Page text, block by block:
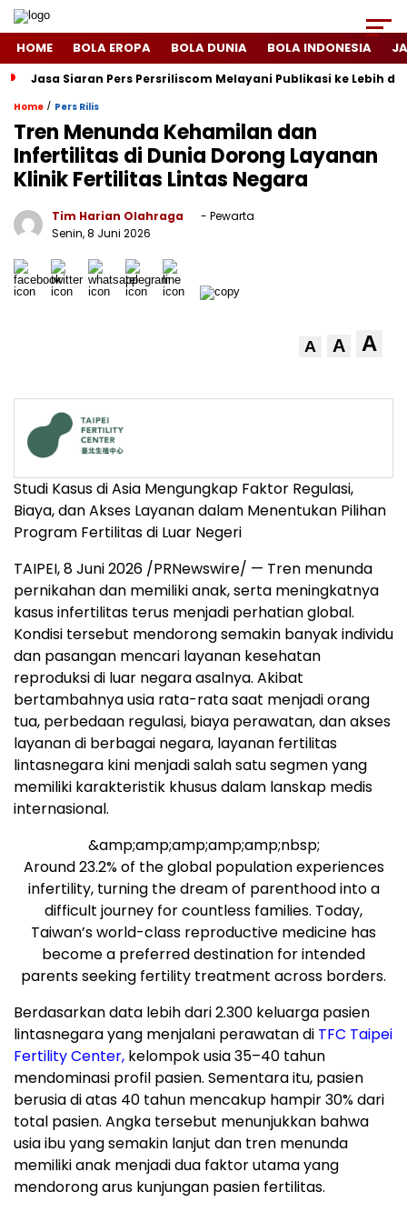
HOME BOLA EROPA BOLA DUNIA BOLA INDONESIA
Jasa Siaran Pers Persriliscom Melayani Publikasi ke Lebih
Home / Pers Rilis
Tren Menunda Kehamilan dan
Infertilitas di Dunia Dorong Layanan
Klinik Fertilitas Lintas Negara
Tim Harian Olahraga
- Pewarta
Senin, 8 Juni 2026
A A A
Studi Kasus di Asia Mengungkap Faktor Regulasi,
Biaya, dan Akses Layanan dalam Menentukan Pilihan
Program Fertilitas di Luar Negeri
TAIPEI, 8 Juni 2026 /PRNewswire/ — Tren menunda
pernikahan dan memiliki anak, serta meningkatnya
kasus infertilitas terus menjadi perhatian global.
Kondisi tersebut mendorong semakin banyak individu
dan pasangan mencari layanan kesehatan
reproduksi di luar negara asalnya. Akibat
bertambahnya usia rata-rata saat menjadi orang
tua, perbedaan regulasi, biaya perawatan, dan akses
layanan di berbagai negara, layanan fertilitas
lintasnegara kini menjadi salah satu segmen yang
memiliki karakteristik khusus dalam lanskap medis
internasional.
&amp;amp;amp;amp;amp;nbsp;
Around 23.2% of the global population experiences
infertility, turning the dream of parenthood into a
difficult journey for countless families. Today,
Taiwan’s world-class reproductive medicine has
become a preferred destination for intended
parents seeking fertility treatment across borders.
Berdasarkan data lebih dari 2.300 keluarga pasien
lintasnegara yang menjalani perawatan di TFC Taipei
Fertility Center, kelompok usia 35–40 tahun
mendominasi profil pasien. Sementara itu, pasien
berusia di atas 40 tahun mencakup hampir 30% dari
total pasien. Angka tersebut menunjukkan bahwa
usia ibu yang semakin lanjut dan tren menunda
memiliki anak menjadi dua faktor utama yang
mendorong arus kunjungan pasien fertilitas.